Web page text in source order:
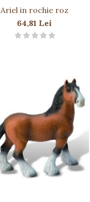
Ariel in rochie roz
64,81 Lei